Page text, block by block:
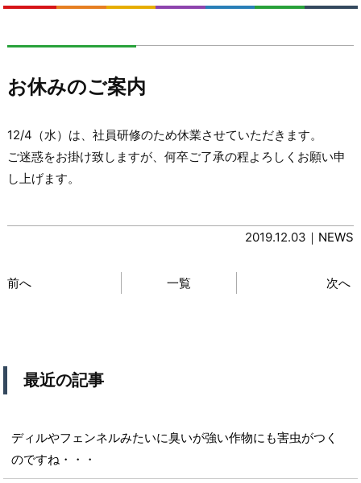
お休みのご案内
12/4（水）は、社員研修のため休業させていただきます。
ご迷惑をお掛け致しますが、何卒ご了承の程よろしくお願い申
し上げます。
2019.12.03｜ NEWS
前へ 一覧 次へ
最近の記事
ディルやフェンネルみたいに臭いが強い作物にも害虫がつく
のですね・・・